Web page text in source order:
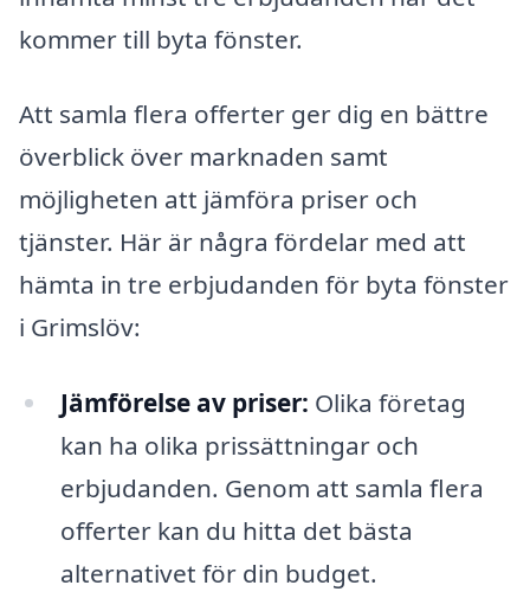
kommer till byta fönster.
Att samla flera offerter ger dig en bättre
överblick över marknaden samt
möjligheten att jämföra priser och
tjänster. Här är några fördelar med att
hämta in tre erbjudanden för byta fönster
i Grimslöv:
Jämförelse av priser: Olika företag
kan ha olika prissättningar och
erbjudanden. Genom att samla flera
offerter kan du hitta det bästa
alternativet för din budget.